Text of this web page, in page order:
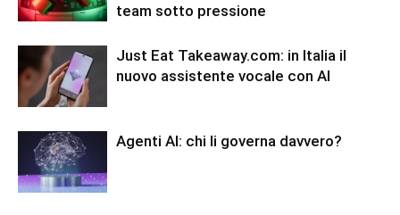
team sotto pressione
Just Eat Takeaway.com: in Italia il
nuovo assistente vocale con AI
Agenti AI: chi li governa davvero?